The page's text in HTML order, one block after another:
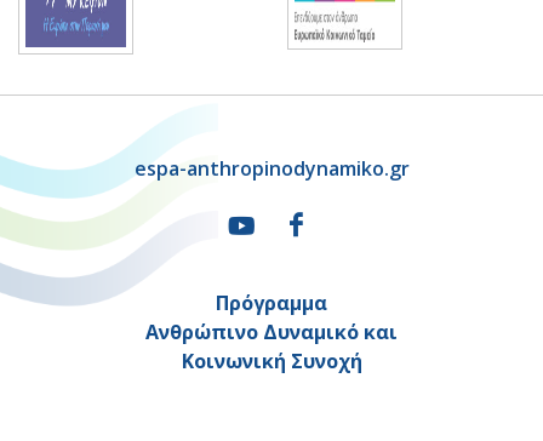
espa-anthropinodynamiko.gr
Πρόγραμμα
Ανθρώπινο Δυναμικό και
Κοινωνική Συνοχή